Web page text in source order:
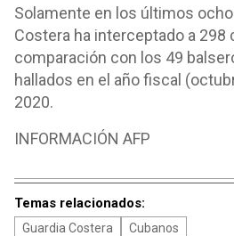
Solamente en los últimos
Costera ha interceptado a 298
comparación con los 49
hallados en el año fiscal
2020.
INFORMACIÓN AFP
Temas relacionados:
Guardia Costera Cubanos